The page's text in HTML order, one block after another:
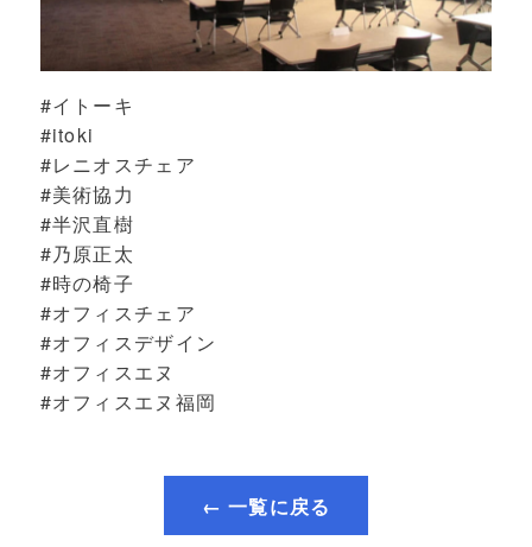
#イトーキ
#itoki
#レニオスチェア
#美術協力
#半沢直樹
#乃原正太
#時の椅子
#オフィスチェア
#オフィスデザイン
#オフィスエヌ
#オフィスエヌ福岡
← 一覧に戻る